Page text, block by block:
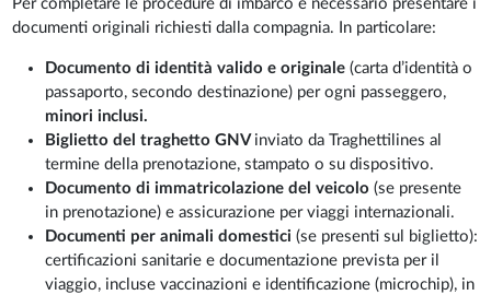
Per completare le procedure di imbarco è necessario presentare i
documenti originali richiesti dalla compagnia. In particolare:
Documento di identità valido e originale (carta d’identità o
passaporto, secondo destinazione) per ogni passeggero,
minori inclusi.
Biglietto del traghetto GNV inviato da Traghettilines al
termine della prenotazione, stampato o su dispositivo.
Documento di immatricolazione del veicolo (se presente
in prenotazione) e assicurazione per viaggi internazionali.
Documenti per animali domestici (se presenti sul biglietto):
certificazioni sanitarie e documentazione prevista per il
viaggio, incluse vaccinazioni e identificazione (microchip), in